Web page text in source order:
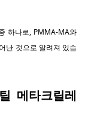
하나로, PMMA-MA와
난 것으로 알려져 있습
메타크릴레